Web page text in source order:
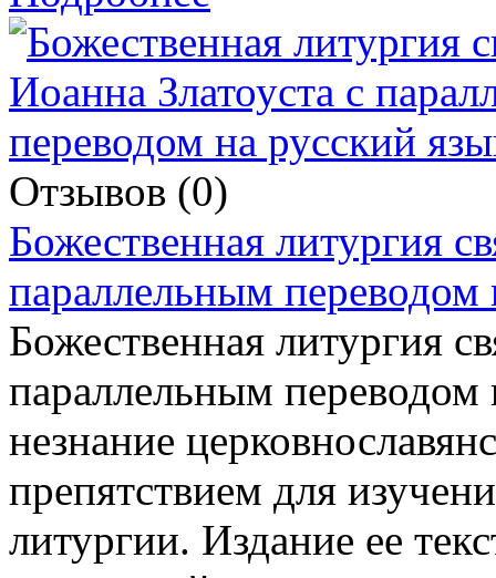
Отзывов (0)
Божественная литургия
параллельным переводом
Божественная литургия
параллельным
незнание
препятствием для
литургии. Издание ее